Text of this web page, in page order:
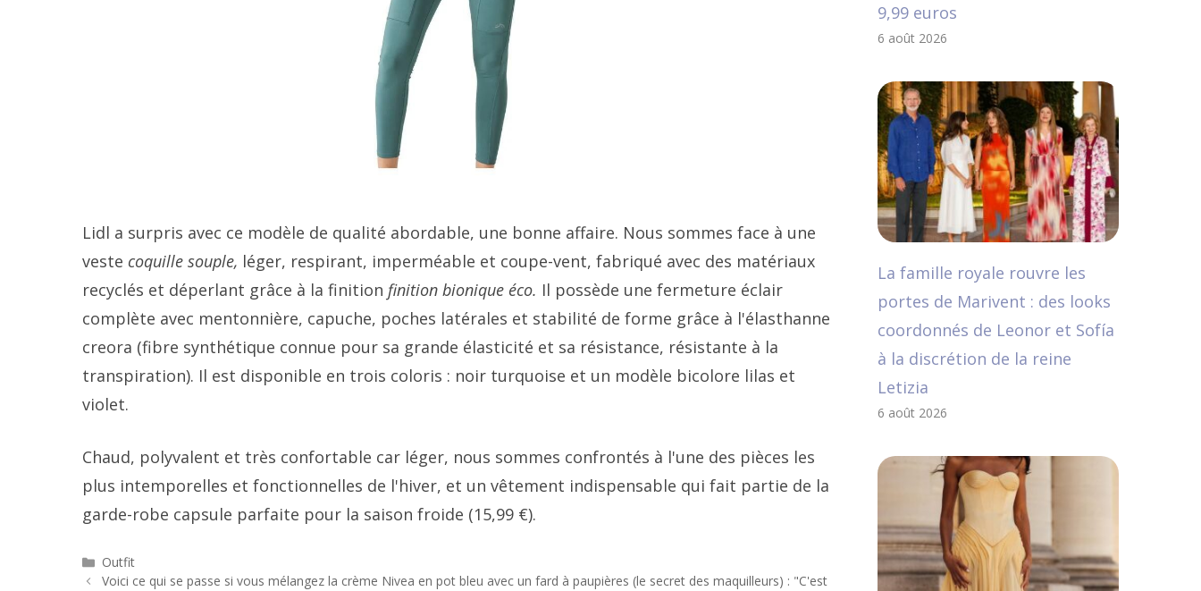
Lidl a surpris avec ce modèle de qualité abordable, une bonne affaire. Nous sommes face à une
veste coquille souple, léger, respirant, imperméable et coupe-vent, fabriqué avec des matériaux
recyclés et déperlant grâce à la finition finition bionique éco. Il possède une fermeture éclair
complète avec mentonnière, capuche, poches latérales et stabilité de forme grâce à l'élasthanne
creora (fibre synthétique connue pour sa grande élasticité et sa résistance, résistante à la
transpiration). Il est disponible en trois coloris : noir turquoise et un modèle bicolore lilas et
violet.
Chaud, polyvalent et très confortable car léger, nous sommes confrontés à l'une des pièces les
plus intemporelles et fonctionnelles de l'hiver, et un vêtement indispensable qui fait partie de la
garde-robe capsule parfaite pour la saison froide (15,99 €).
Catégories
Outfit
Navigation
Voici ce qui se passe si vous mélangez la crème Nivea en pot bleu avec un fard à paupières (le secret des maquilleurs) : "C'est
9,99 euros
6 août 2026
La famille royale rouvre les
portes de Marivent : des looks
coordonnés de Leonor et Sofía
à la discrétion de la reine
Letizia
6 août 2026